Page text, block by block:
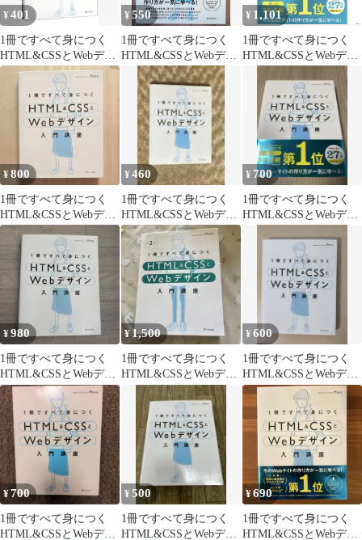
¥401
1冊ですべて身につく
HTML&CSSとWebデザ
イン入門講座／
Mana(WEBデザイナー)
¥550
1冊ですべて身につく
HTML&CSSとWebデザ
イン入門講座
¥ 1,101
1冊ですべて身につく
HTML&CSSとWebデザ
イン入門講座
¥800
1冊ですべて身につく
HTML&CSSとWebデザ
イン入門講座
¥460
1冊ですべて身につく
HTML&CSSとWebデザ
イン入門講座
¥ 700
1冊ですべて身につく
HTML&CSSとWebデザ
¥980
1冊ですべて身につく
HTML&CSSとWebデザ
イン入門講座
¥ 1,500
1冊ですべて身につく
HTML&CSSとWebデザ
イン入門講座 第2版
¥600
1冊ですべて身につく
HTML&CSSとWebデザ
イン入門講座
¥700
1冊ですべて身につく
HTML&CSSとWebデザ
¥500
1冊ですべて身につく
HTML&CSSとWebデザ
¥690
1冊ですべて身につく
HTML&CSSとWebデザ